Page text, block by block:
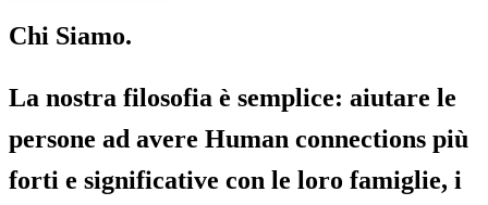
Chi Siamo.
La nostra filosofia è semplice: aiutare le
persone ad avere Human connections più
forti e significative con le loro famiglie, i